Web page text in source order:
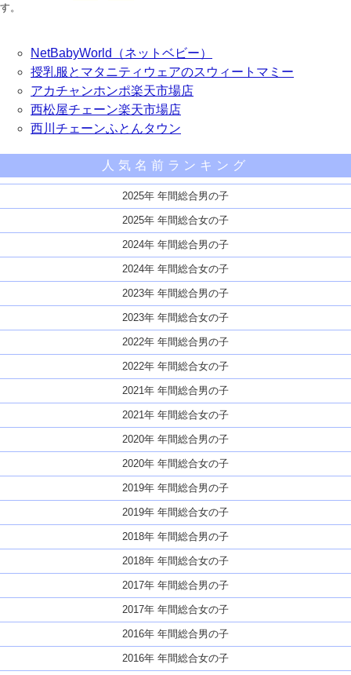
す。
NetBabyWorld（ネットベビー）
授乳服とマタニティウェアのスウィートマミー
アカチャンホンポ楽天市場店
西松屋チェーン楽天市場店
西川チェーンふとんタウン
人気名前ランキング
2025年 年間総合男の子
2025年 年間総合女の子
2024年 年間総合男の子
2024年 年間総合女の子
2023年 年間総合男の子
2023年 年間総合女の子
2022年 年間総合男の子
2022年 年間総合女の子
2021年 年間総合男の子
2021年 年間総合女の子
2020年 年間総合男の子
2020年 年間総合女の子
2019年 年間総合男の子
2019年 年間総合女の子
2018年 年間総合男の子
2018年 年間総合女の子
2017年 年間総合男の子
2017年 年間総合女の子
2016年 年間総合男の子
2016年 年間総合女の子